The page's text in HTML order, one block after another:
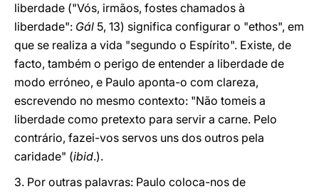
liberdade ("Vós, irmãos, fostes chamados à
liberdade": Gál 5, 13) significa configurar o "ethos", em
que se realiza a vida "segundo o Espírito". Existe, de
facto, também o perigo de entender a liberdade de
modo erróneo, e Paulo aponta-o com clareza,
escrevendo no mesmo contexto: "Não tomeis a
liberdade como pretexto para servir a carne. Pelo
contrário, fazei-vos servos uns dos outros pela
caridade" (ibid.).
3. Por outras palavras: Paulo coloca-nos de